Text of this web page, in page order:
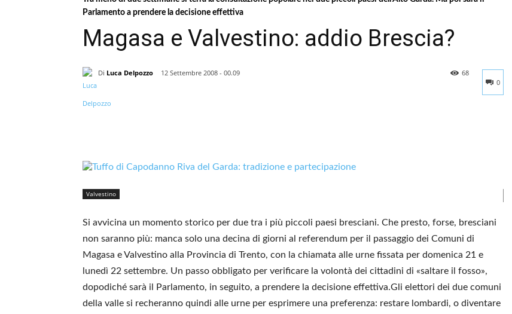
Parlamento a prendere la decisione effettiva
Magasa e Valvestino: addio Brescia?
Di Luca Delpozzo
12 Settembre 2008 - 00.09
0
68
Valvestino
Si avvicina un momento storico per due tra i più piccoli paesi bresciani. Che presto, forse, bresciani
non saranno più: manca solo una decina di giorni al referendum per il passaggio dei Comuni di
Magasa e Valvestino alla Provincia di Trento, con la chiamata alle urne fissata per domenica 21 e
lunedì 22 settembre. Un passo obbligato per verificare la volontà dei cittadini di «saltare il fosso»,
dopodiché sarà il Parlamento, in seguito, a prendere la decisione effettiva.Gli elettori dei due comuni
della valle si recheranno quindi alle urne per esprimere una preferenza: restare lombardi, o diventare